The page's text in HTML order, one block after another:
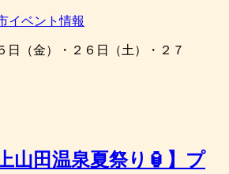
イベント情報
日（金）・２６日（土）・２７
山田温泉夏祭り🏮】プ